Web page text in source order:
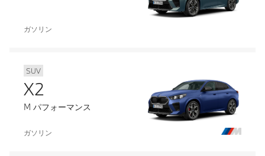
ガソリン
SUV
X2
M パフォーマンス
ガソリン